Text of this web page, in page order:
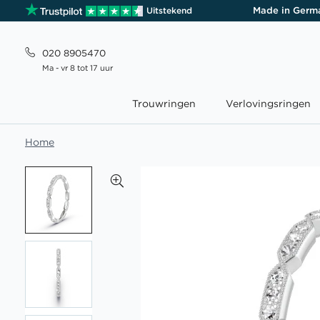
Uitstekend Made in
020 8905470
Ma - vr 8 tot 17 uur
Trouwringen Verlovingsringen
Home
einde
van
afbeeldingen-
gallerij